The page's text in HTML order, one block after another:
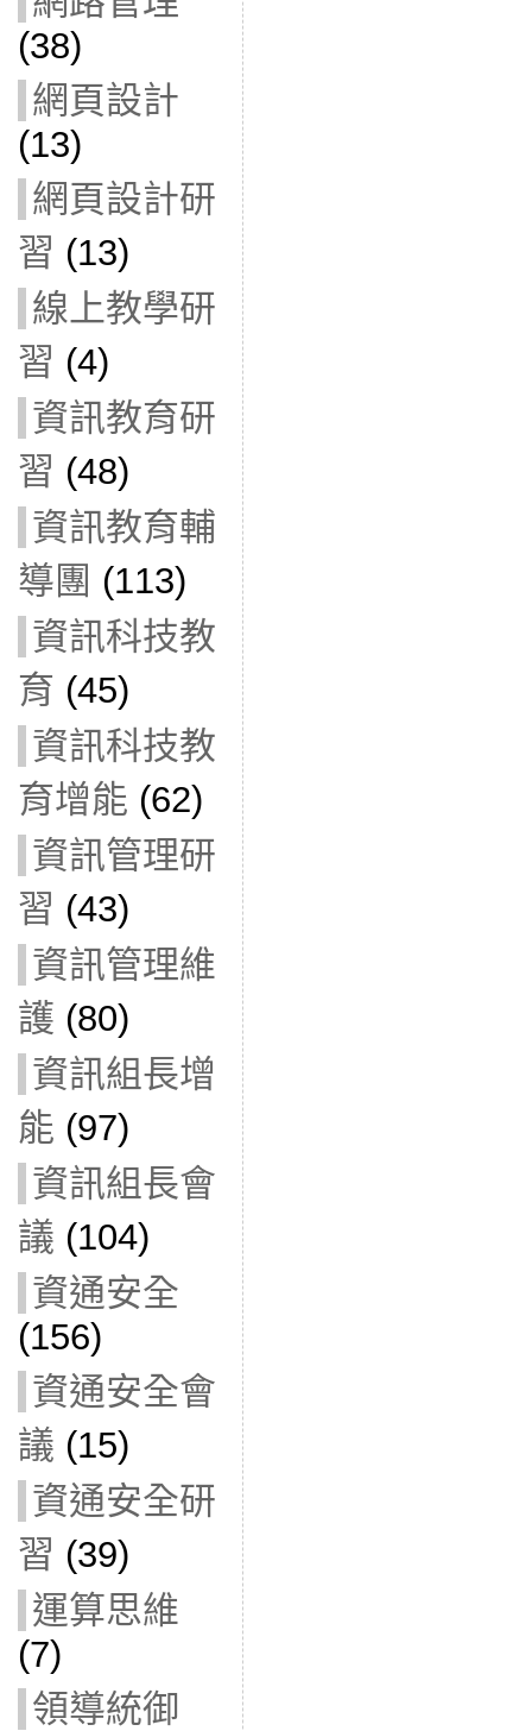
(38)
網頁設計
(13)
網頁設計研
習 (13)
線上教學研
習 (4)
資訊教育研
習 (48)
資訊教育輔
導團 (113)
資訊科技教
育 (45)
資訊科技教
育增能 (62)
資訊管理研
習 (43)
資訊管理維
護 (80)
資訊組長增
能 (97)
資訊組長會
議 (104)
資通安全
(156)
資通安全會
議 (15)
資通安全研
習 (39)
運算思維
(7)
領導統御